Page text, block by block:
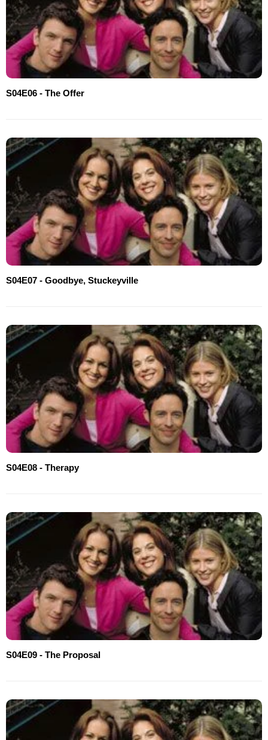
S04E06 - The Offer
S04E07 - Goodbye, Stuckeyville
S04E08 - Therapy
S04E09 - The Proposal